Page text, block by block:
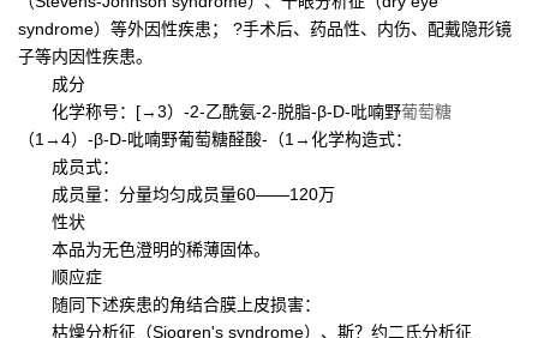
syndrome）等外因性疾患； ?手术后、药品性、内伤、配戴隐形镜
子等内因性疾患。
成分
化学称号：[→3）-2-乙酰氨-2-脱脂-β-D-吡喃野葡萄糖
（1→4）-β-D-吡喃野葡萄糖醛酸-（1→化学构造式：
成员式：
成员量：分量均匀成员量60——120万
性状
本品为无色澄明的稀薄固体。
顺应症
随同下述疾患的角结合膜上皮损害：
枯燥分析征（Sjogren's syndrome）、斯？约二氏分析征